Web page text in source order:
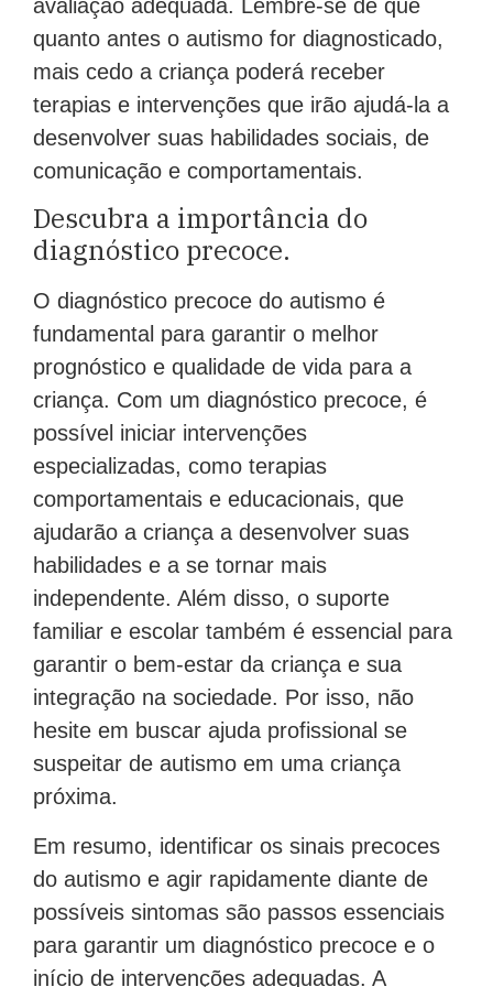
quanto antes o autismo for diagnosticado,
mais cedo a criança poderá receber
terapias e intervenções que irão ajudá-la a
desenvolver suas habilidades sociais, de
comunicação e comportamentais.
Descubra a importância do
diagnóstico precoce.
O diagnóstico precoce do autismo é
fundamental para garantir o melhor
prognóstico e qualidade de vida para a
criança. Com um diagnóstico precoce, é
possível iniciar intervenções
especializadas, como terapias
comportamentais e educacionais, que
ajudarão a criança a desenvolver suas
habilidades e a se tornar mais
independente. Além disso, o suporte
familiar e escolar também é essencial para
garantir o bem-estar da criança e sua
integração na sociedade. Por isso, não
hesite em buscar ajuda profissional se
suspeitar de autismo em uma criança
próxima.
Em resumo, identificar os sinais precoces
do autismo e agir rapidamente diante de
possíveis sintomas são passos essenciais
para garantir um diagnóstico precoce e o
início de intervenções adequadas. A